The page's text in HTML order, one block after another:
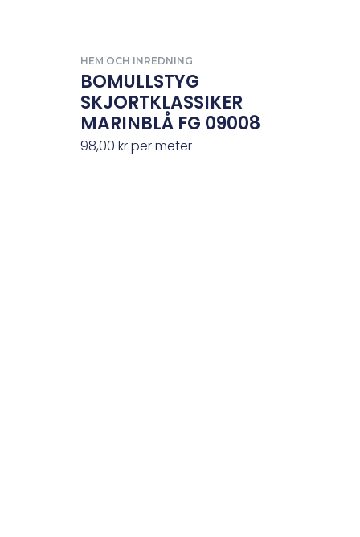
HEM OCH INREDNING
BOMULLSTYG
SKJORTKLASSIKER
MARINBLÅ FG 09008
98,00krper meter